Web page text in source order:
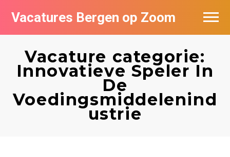
Vacatures Bergen op Zoom
Vacature categorie:
Innovatieve Speler In
De
Voedingsmiddelenind
ustrie
Vacatures per bedrijf
De populairste vacatures in Bergen op
Zoom